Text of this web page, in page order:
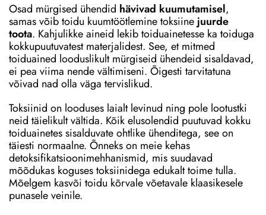
Osad mürgised ühendid hävivad kuumutamisel,
samas võib toidu kuumtöötlemine toksiine juurde
toota. Kahjulikke aineid lekib toiduainetesse ka toiduga
kokkupuutuvatest materjalidest. See, et mitmed
toiduained looduslikult mürgiseid ühendeid sisaldavad,
ei pea viima nende vältimiseni. Õigesti tarvitatuna
võivad nad olla väga tervislikud.
Toksiinid on looduses laialt levinud ning pole lootustki
neid täielikult vältida. Kõik elusolendid puutuvad kokku
toiduainetes sisalduvate ohtlike ühenditega, see on
täiesti normaalne. Õnneks on meie kehas
detoksifikatsioonimehhanismid, mis suudavad
mõõdukas koguses toksiinidega edukalt toime tulla.
Mõelgem kasvõi toidu kõrvale võetavale klaasikesele
punasele veinile.